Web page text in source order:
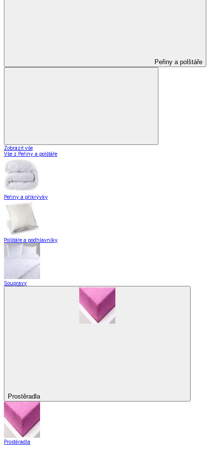
Peřiny a polštáře
Zobrazit vše
Vše z Peřiny a polštáře
Peřiny a přikrývky
Polštáře a podhlavníky
Soupravy
Prostěradla
Prostěradla